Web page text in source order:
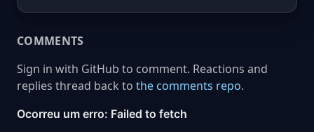
COMMENTS
Sign in with GitHub to comment. Reactions and
replies thread back to the comments repo.